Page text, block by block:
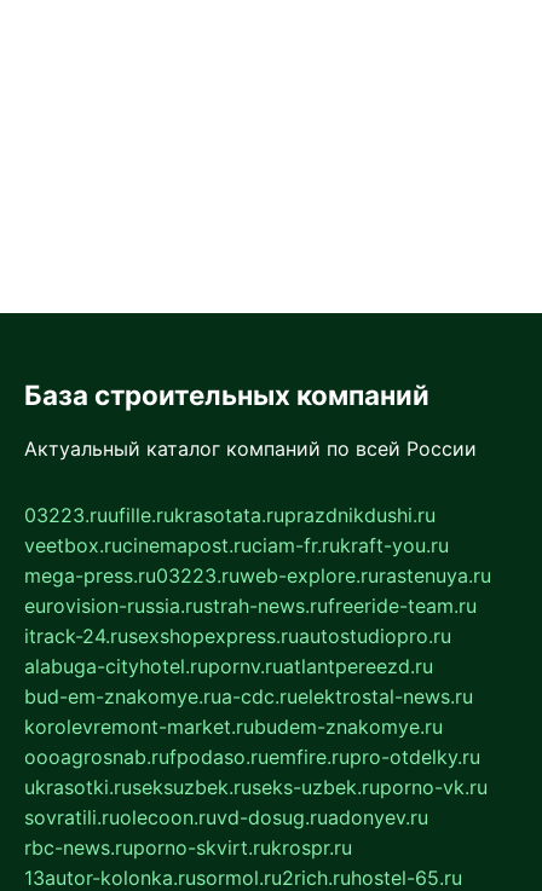
База строительных компаний
Актуальный каталог компаний по всей России
03223.ruufille.rukrasotata.ruprazdnikdushi.ru
veetbox.rucinemapost.ruciam-fr.rukraft-you.ru
mega-press.ru03223.ruweb-explore.rurastenuya.ru
eurovision-russia.rustrah-news.rufreeride-team.ru
itrack-24.rusexshopexpress.ruautostudiopro.ru
alabuga-cityhotel.rupornv.ruatlantpereezd.ru
bud-em-znakomye.rua-cdc.ruelektrostal-news.ru
korolevremont-market.rubudem-znakomye.ru
oooagrosnab.rufpodaso.ruemfire.rupro-otdelky.ru
ukrasotki.ruseksuzbek.ruseks-uzbek.ruporno-vk.ru
sovratili.ruolecoon.ruvd-dosug.ruadonyev.ru
rbc-news.ruporno-skvirt.rukrospr.ru
13autor-kolonka.rusormol.ru2rich.ruhostel-65.ru